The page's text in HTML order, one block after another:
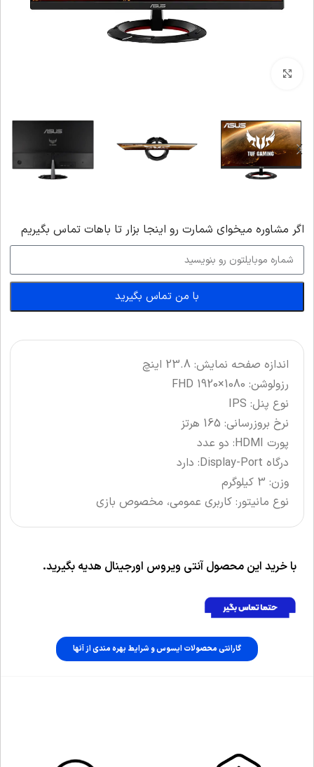
اگر‌ مشاوره میخوای شمارت رو اینجا بزار تا باهات تماس بگیریم
با من تماس بگیرید
اندازه صفحه نمایش: 23.8 اینچ
رزولوشن: FHD 1920×1080
نوع پنل: IPS
نرخ بروزرسانی: 165 هرتز
پورت HDMI: دو عدد
درگاه Display-Port: دارد
وزن: 3 کیلوگرم
نوع مانیتور: کاربری عمومی، مخصوص بازی
با خرید این محصول آنتی ویروس اورجینال هدیه بگیرید.
گارانتی محصولات ایسوس و شرایط بهره مندی از آنها